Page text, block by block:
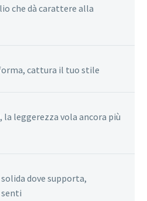
che dà carattere alla
cattura il tuo stile
la leggerezza vola ancora più
dove supporta,